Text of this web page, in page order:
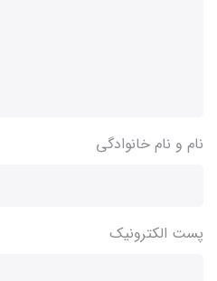
نام و نام خانوادگی
پست الکترونیک